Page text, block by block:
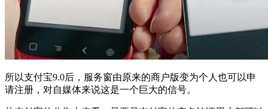
所以支付宝9.0后，服务窗由原来的商户版变为个人也可以申
请注册，对自媒体来说这是一个巨大的信号。